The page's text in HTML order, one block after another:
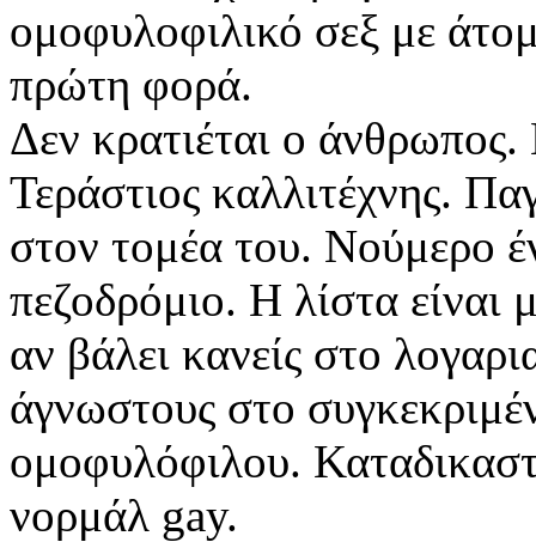
ομοφυλοφιλικό σεξ με
πρώτη φορά.
Δεν κρατιέται ο
Τεράστιος καλλιτέχνης.
στον τομέα του. Νούμερο
πεζοδρόμιο. Η λίστα είναι
αν βάλει κανείς στο
άγνωστους στο
ομοφυλόφιλου.
νορμάλ gay.